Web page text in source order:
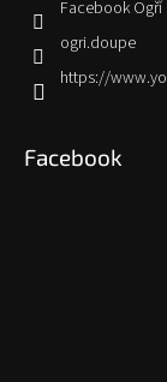
Facebook
ogri.doupe
https://
Facebook